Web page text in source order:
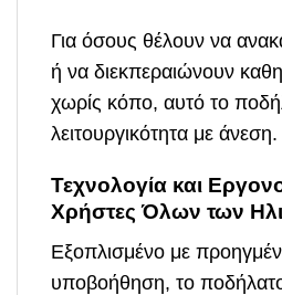
Για όσους θέλουν να
ή να διεκπεραιώνουν
χωρίς κόπο, αυτό το
λειτουργικότητα με άνεση.
Τεχνολογία και
Χρήστες Όλων των
Εξοπλισμένο με
υποβοήθηση, το ποδήλατο